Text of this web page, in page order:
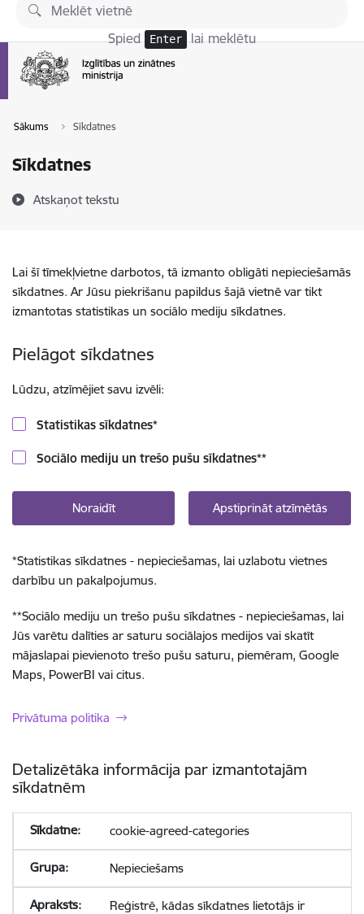
Pāriet uz lapas saturu
Spied Enter lai meklētu
Sākums Sīkdatnes
Sīkdatnes
Atskaņot tekstu
Lai šī tīmekļvietne darbotos, tā izmanto obligāti nepieciešamās
sīkdatnes. Ar Jūsu piekrišanu papildus šajā vietnē var tikt
izmantotas statistikas un sociālo mediju sīkdatnes.
Pielāgot sīkdatnes
Lūdzu, atzīmējiet savu izvēli:
Statistikas sīkdatnes*
Sociālo mediju un trešo pušu sīkdatnes**
Noraidīt Apstiprināt atzīmētās
*Statistikas sīkdatnes - nepieciešamas, lai uzlabotu vietnes
darbību un pakalpojumus.
**Sociālo mediju un trešo pušu sīkdatnes - nepieciešamas, lai
Jūs varētu dalīties ar saturu sociālajos medijos vai skatīt
mājaslapai pievienoto trešo pušu saturu, piemēram, Google
Maps, PowerBI vai citus.
Privātuma politika
Detalizētāka informācija par izmantotajām
sīkdatnēm
cookie-agreed-categories
Nepieciešams
Reģistrē, kādas sīkdatnes lietotājs ir